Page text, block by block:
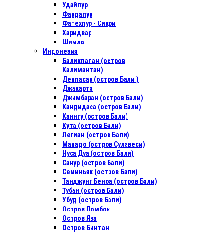
Удайпур
Фардапур
Фатехпур - Сикри
Харидвар
Шимла
Индонезия
Баликпапан (остров
Калимантан)
Денпасар (остров Бали )
Джакарта
Джимбаран (остров Бали)
Кандидаса (остров Бали)
Каннгу (остров Бали)
Кута (остров Бали)
Легиан (остров Бали)
Манадо (остров Сулавеси)
Нуса Дуа (остров Бали)
Санур (остров Бали)
Семиньяк (остров Бали)
Танджунг Беноа (остров Бали)
Тубан (остров Бали)
Убуд (остров Бали)
Остров Ломбок
Остров Ява
Остров Бинтан